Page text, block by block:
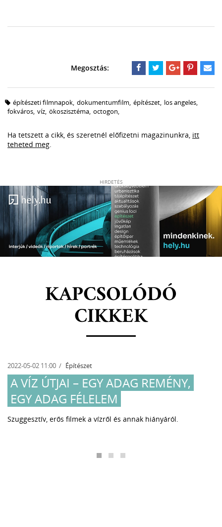
építészeti filmnapok, dokumentumfilm, építészet, los angeles,
fokváros, víz, ökoszisztéma, octogon,
Ha tetszett a cikk, és szeretnél előfizetni magazinunkra, itt
teheted meg.
HIRDETÉS
KAPCSOLÓDÓ
CIKKEK
2022-03-25 13:00
EGY ZSENI, AKI NÉLKÜL
LENNE AZ ÉPÍTÉSZET
Peter Rice emblematikus épületek egész